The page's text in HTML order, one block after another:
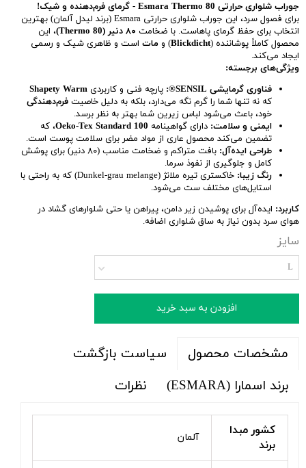
جوراب شلواری حرارتی Esmara Thermo 80 - گرمای فرم‌دهنده و شیک!
برای فصول سرد، این جوراب شلواری حرارتی Esmara (برند لیدل آلمان) بهترین
انتخاب برای حفظ گرمای پاهاست. با ضخامت ۸۰ دنیر (Thermo 80)
، این
محصول کاملاً پوشاننده (Blickdicht) ومات است و ظاهری شیک و رسمی
ایجاد می‌کند.
ویژگی‌های برجسته:
فناوری گرمایشی SENSIL®:
پارچه فنی و کاربردیShapety Warm
که نه تنها شما را گرم نگه می‌دارد، بلکه به دلیل خاصیتفرم‌دهندگی
خود، باعث می‌شود لباس زیرین شما بهتر به نظر برسد.
ایمنی و سلامت: دارای گواهینامه Oeko-Tex Standard 100، که
تضمین می‌کند محصول عاری از مواد مضر برای سلامت پوست است.
طراحی ایده‌آل:
بافت متراکم و ضخامت مناسب (۸۰ دنیر) برای پوشش
کامل و جلوگیری از نفوذ سرما.
رنگ زیبا:
خاکستری تیره ملانژ (Dunkel-grau melange) که به راحتی با
استایل‌های مختلف ست می‌شود.
کاربرد: ایده‌آل برای پوشیدن زیر دامن، پیراهن یا حتی شلوارهای گشاد در
هوای سرد بدون نیاز به ساق شلواری اضافه.
سایز
L
افزودن به سبد خرید
مشخصات محصول
سیاست بازگشت
برند اسمارا (ESMARA)
نظرات
کشور مبدا
برند
آلمان